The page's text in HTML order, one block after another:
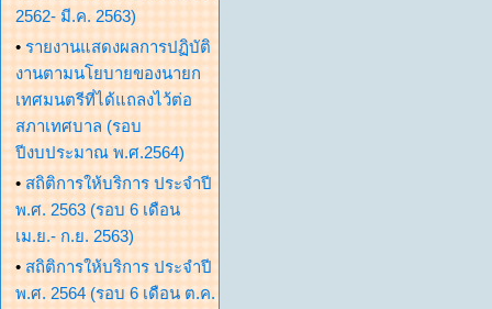
2562- มี.ค. 2563)
• รายงานแสดงผลการปฏิบัติ
งานตามนโยบายของนายก
เทศมนตรีที่ได้แถลงไว้ต่อ
สภาเทศบาล (รอบ
ปีงบประมาณ พ.ศ.2564)
• สถิติการให้บริการ ประจำปี
พ.ศ. 2563 (รอบ 6 เดือน
เม.ย.- ก.ย. 2563)
• สถิติการให้บริการ ประจำปี
พ.ศ. 2564 (รอบ 6 เดือน ต.ค.